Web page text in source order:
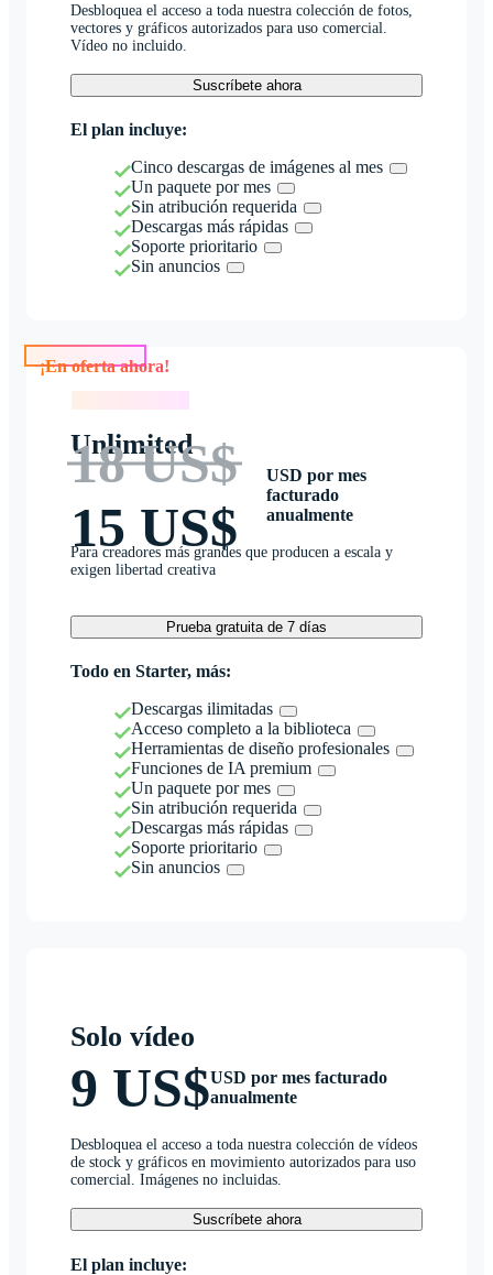
Desbloquea el acceso a toda nuestra colección de fotos,
vectores y gráficos autorizados para uso comercial.
Vídeo no incluido.
Suscríbete ahora
El plan incluye:
Cinco descargas de imágenes al mes
Un paquete por mes
Sin atribución requerida
Descargas más rápidas
Soporte prioritario
Sin anuncios
Unlimited
18 US$
15 US$
USD por mes
facturado
anualmente
Para creadores más grandes que producen a escala y
exigen libertad creativa
Prueba gratuita de 7 días
Todo en Starter, más:
Descargas ilimitadas
Acceso completo a la biblioteca
Herramientas de diseño profesionales
Funciones de IA premium
Un paquete por mes
Sin atribución requerida
Descargas más rápidas
Soporte prioritario
Sin anuncios
Solo vídeo
9 US$USD por mes facturado
anualmente
Desbloquea el acceso a toda nuestra colección de vídeos
de stock y gráficos en movimiento autorizados para uso
comercial. Imágenes no incluidas.
Suscríbete ahora
El plan incluye: